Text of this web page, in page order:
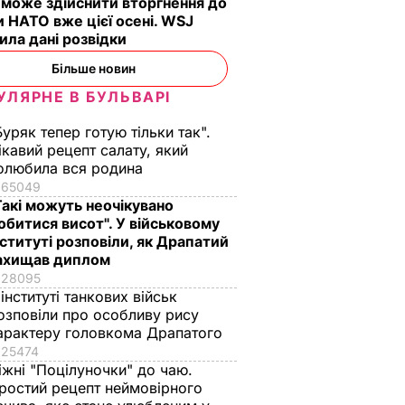
склад
Вибухи на складі
боєприпасів у
Чернігівській
області: із зони
ураження
евакуйовано 10 тис.
9 жовтня,
07.57
НАДЗВИЧАЙНІ
ПОДІЇ
НАТО вже цієї осені. WSJ
дані розвідки
Більше новин
В БУЛЬВАРІ
тепер готую тільки так".
рецепт салату, який
вся родина
65049
можуть неочікувано
висот". У військовому
розповіли, як Драпатий
диплом
28095
танкових військ
про особливу рису
головкома Драпатого
25474
"Поцілуночки" до чаю.
рецепт неймовірного